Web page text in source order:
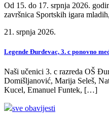
Od 15. do 17. srpnja 2026.
završnica Sportskih igara
21. srpnja 2026.
Legende Đurđevac, 3. c ponovno
Naši učenici 3. c razreda OŠ
Domišljanović, Marija Seleš,
Kucel, Emanuel Funtek, […]
sve obavijesti